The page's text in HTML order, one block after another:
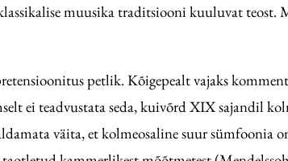
muusika traditsiooni kuuluvat teost.
petlik. Kõigepealt vajaks
ei teadvustata seda, kuivõrd XIX sajandil
väita, et kolmeosaline suur sümfoonia